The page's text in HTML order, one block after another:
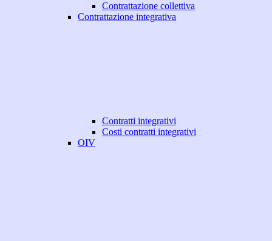
Contrattazione collettiva
Contrattazione integrativa
Contratti integrativi
Costi contratti integrativi
OIV